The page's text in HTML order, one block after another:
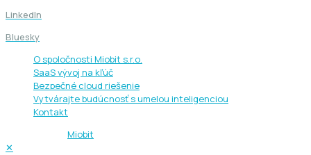
LinkedIn
Bluesky
O spoločnosti Miobit s.r.o.
SaaS vývoj na kľúč
Bezpečné cloud riešenie
Vytvárajte budúcnosť s umelou inteligenciou
Kontakt
Miobit
✕